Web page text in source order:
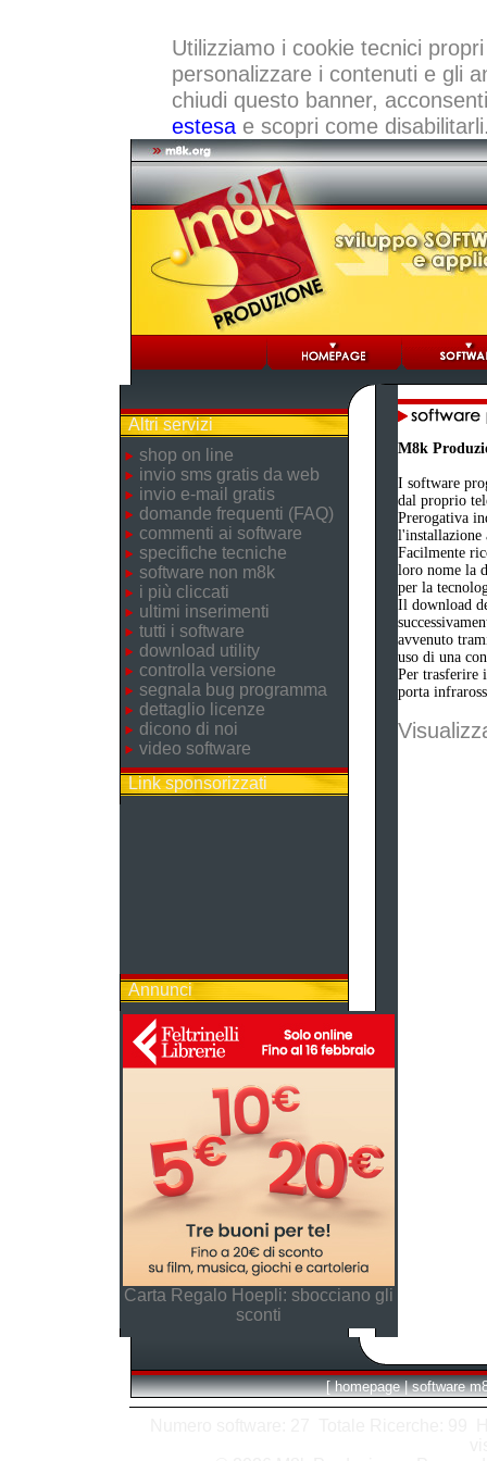
Utilizziamo i cookie tecnici
personalizzare i contenuti e gli
chiudi questo banner,
estesae scopri come
Altri servizi
shop on line
invio sms gratis da web
invio e-mail gratis
domande frequenti (FAQ)
commenti ai software
specifiche tecniche
software non m8k
i più cliccati
ultimi inserimenti
tutti i software
download utility
controlla versione
segnala bug programma
dettaglio licenze
dicono di noi
video software
Link sponsorizzati
Annunci
Carta Regalo Hoepli: sbocciano gli
sconti
M8k
I software
dal proprio
Prerogativa
l'installazione
Facilmente
loro nome la
per la
Il download
avvenuto
uso di una
Per trasferire
porta
[ homepage | software